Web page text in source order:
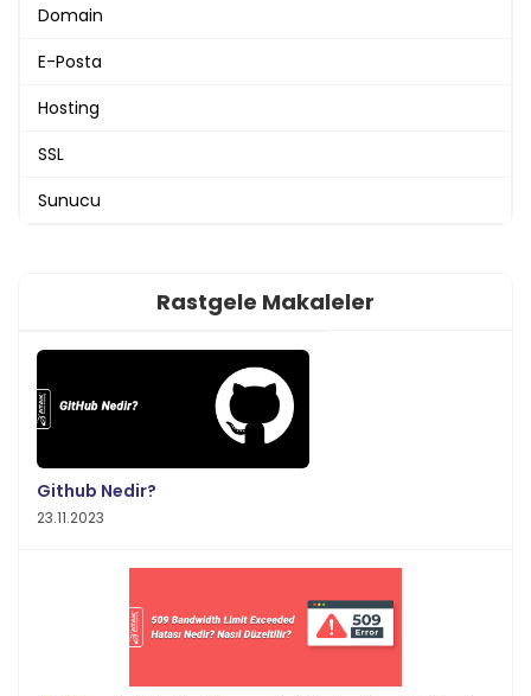
Domain
E-Posta
Hosting
SSL
Sunucu
Rastgele Makaleler
Github Nedir?
23.11.2023